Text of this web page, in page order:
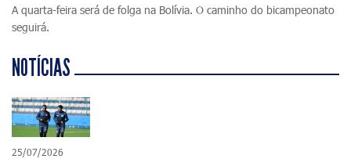
A quarta-feira será de folga na Bolívia. O caminho do bicampeonato
seguirá.
NOTÍCIAS
25/07/2026